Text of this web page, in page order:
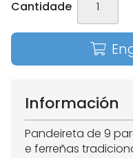
Cantidade
Información
Pandeireta de 9
e ferreñas